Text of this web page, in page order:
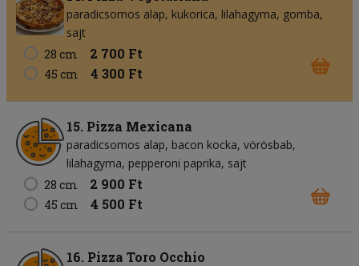
paradicsomos alap kukorica lilahagyma gomba
sajt
28 cm
2 700 Ft
45 cm 4 300 Ft
15. Pizza Mexicana
paradicsomos alap bacon kocka vörösbab
lilahagyma pepperoni paprika sajt
28 cm
2 900 Ft
45 cm 4 500 Ft
16. Pizza Toro Occhio